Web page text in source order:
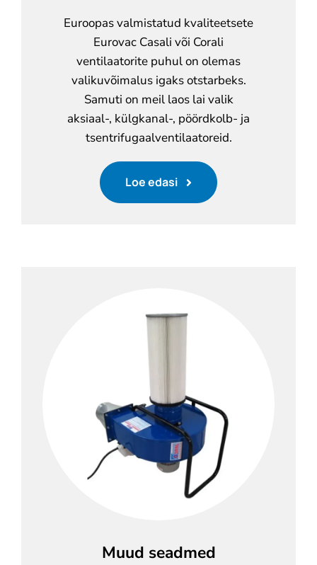
Euroopas valmistatud kvaliteetsete
Eurovac Casali või Corali
ventilaatorite puhul on olemas
valikuvõimalus igaks otstarbeks.
Samuti on meil laos lai valik
aksiaal-, külgkanal-, pöördkolb- ja
tsentrifugaalventilaatoreid.
Loe edasi
Muud seadmed